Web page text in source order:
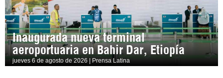
Inaugurada nueva terminal
aeroportuaria en Bahir Dar, Etiopía
jueves 6 de agosto de 2026 | Prensa Latina